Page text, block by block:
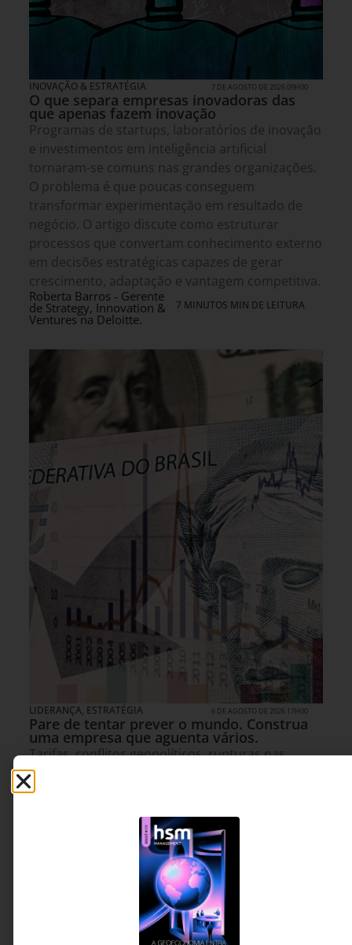
INOVAÇÃO & ESTRATÉGIA 7 DE AGOSTO DE 2026 09H00
O que separa empresas inovadoras das
que apenas fazem inovação
Programas de startups, laboratórios de inovação
e investimentos em inteligência artificial
tornaram-se comuns nas grandes organizações.
O problema é que poucas conseguem
transformar experimentação em resultado de
negócio. O artigo discute como estruturar
processos que convertam conhecimento externo
em decisões estratégicas capazes de gerar
crescimento, adaptação e vantagem competitiva.
Roberta Barros - Gerente
de Strategy, Innovation &
Ventures na Deloitte.
7 MINUTOS MIN DE LEITURA
LIDERANÇA, ESTRATÉGIA 6 DE AGOSTO DE 2026 17H00
Pare de tentar prever o mundo. Construa
uma empresa que aguenta vários.
Tarifas, conflitos geopolíticos, rupturas nas
cadeias de suprimentos e mudanças regulatórias
expõem uma fragilidade comum em muitas
cenário de futuro. Ao analisar os efeitos recentes
do tarifaço sobre produtos brasileiros, o artigo
argumenta que a verdadeira vantagem
competitiva não está em prever corretamente o
próximo choque, mas em construir operações
capazes de se adaptar rapidamente a diferentes